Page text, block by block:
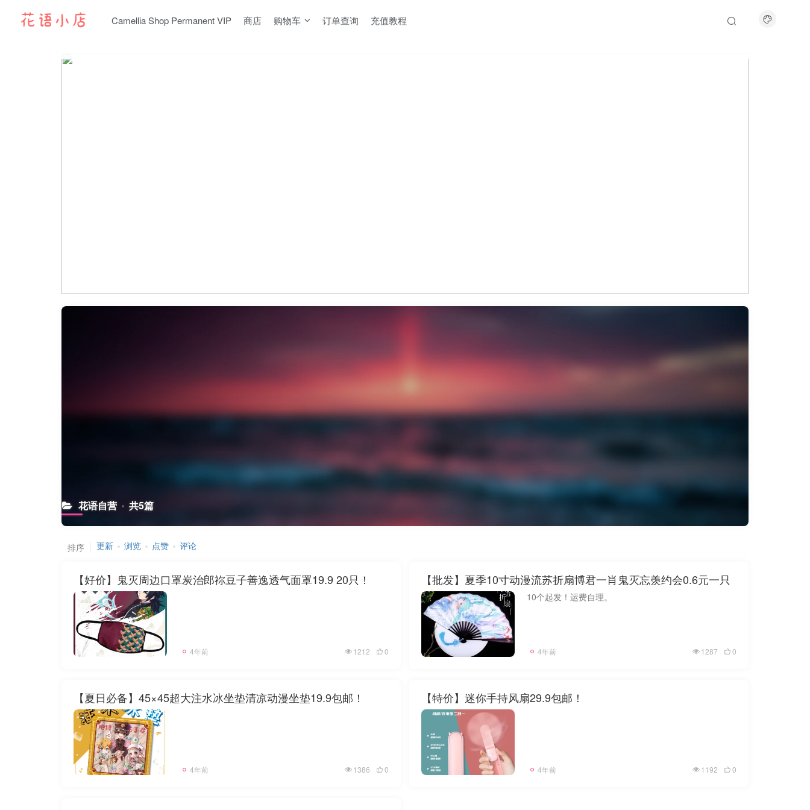
Camellia Shop Permanent VIP 商店 购物车 订单查询 充值教程
花语自营 共5篇
排序 更新 浏览 点赞 评论
【好价】鬼灭周边口罩炭治郎祢豆子善逸透气面罩19.9 20只！
4年前 1212 0
【批发】夏季10寸动漫流苏折扇博君一肖鬼灭忘羡约会0.6元一只
10个起发！运费自理。
4年前 1287 0
【夏日必备】45×45超大注水冰坐垫清凉动漫坐垫19.9包邮！
4年前 1386 0
【特价】迷你手持风扇29.9包邮！
4年前 1192 0